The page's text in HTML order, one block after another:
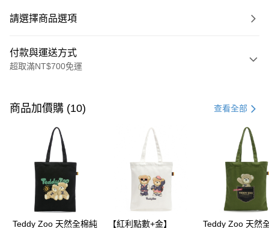
請選擇商品選項
付款與運送方式
超取滿NT$700免運
信用卡一次付款
超商取貨付款
Apple Pay
街口支付
商品加價購 (10) 查看全部
Teddy Zoo 天然全棉純
【紅利點數+金】
Teddy Zoo 天然